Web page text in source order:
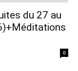
du 27 au
0